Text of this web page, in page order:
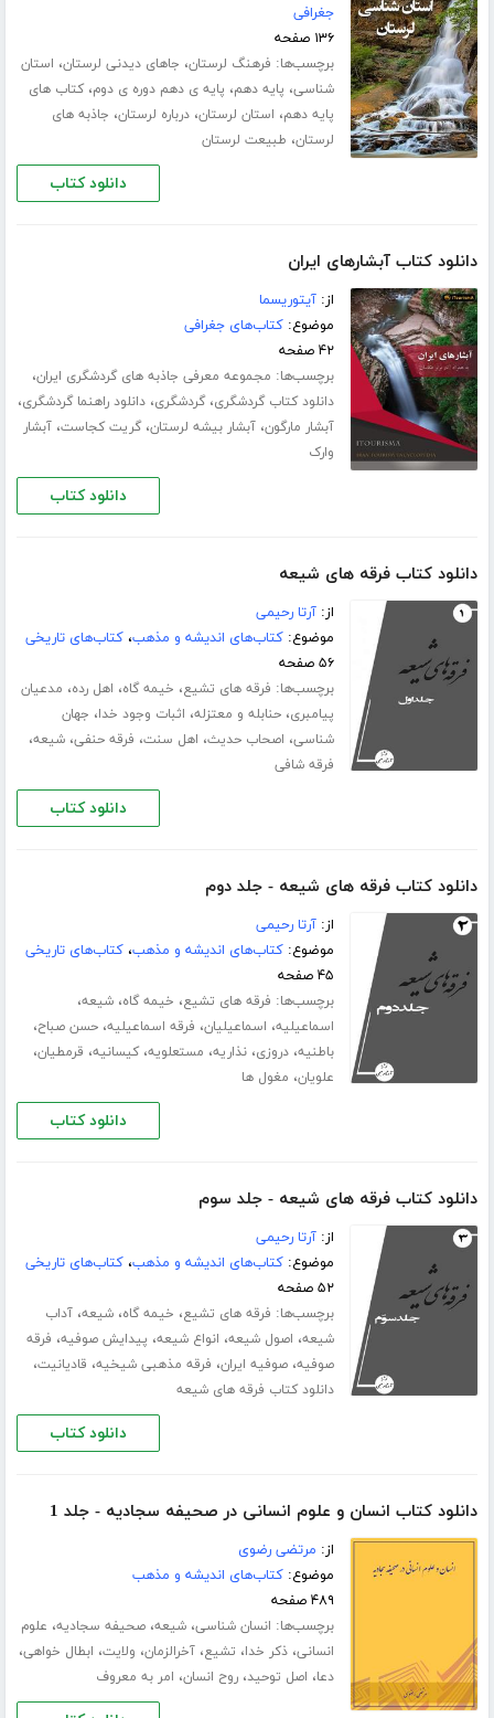
جغرافی
۱۳۶ صفحه
برچسب‌ها: فرهنگ لرستان، جاهای دیدنی لرستان، استان
شناسی، پایه دهم، پایه ی دهم دوره ی دوم،کتاب های
پایه دهم، استان لرستان،درباره لرستان، جاذبه های
لرستان، طبیعت لرستان
دانلود کتاب
دانلود کتاب آبشارهای ایران
از:آیتوریسما
موضوع:کتاب‌های جغرافی
۴۲ صفحه
برچسب‌ها: مجموعه معرفی جاذبه های گردشگری ایران،
دانلود کتاب گردشگری،گردشگری،دانلود راهنما گردشگری،
آبشار مارگون،آبشار بیشه لرستان،گریت کجاست،آبشار
وارک
دانلود کتاب
دانلود کتاب فرقه های شیعه
از:آرتا رحیمی
موضوع:کتاب‌های اندیشه و مذهب،کتاب‌های تاریخی
۵۶ صفحه
برچسب‌ها: فرقه های تشیع، خیمه گاه، اهل رده، مدعیان
پیامبری،حنابله و معتزله، اثبات وجود خدا، جهان
شناسی، اصحاب حدیث، اهل سنت، فرقه حنفی،شیعه،
فرقه شافی
دانلود کتاب
دانلود کتاب فرقه های شیعه - جلد دوم
از:آرتا رحیمی
موضوع:کتاب‌های اندیشه و مذهب،کتاب‌های تاریخی
۴۵ صفحه
برچسب‌ها: فرقه های تشیع، خیمه گاه،شیعه،
اسماعیلیه، اسماعیلیان، فرقه اسماعیلیه،حسن صباح،
باطنیه،دروزی،نذاریه، مستعلویه،کیسانیه، قرمطیان،
علویان، مغول ها
دانلود کتاب
دانلود کتاب فرقه های شیعه - جلد سوم
از:آرتا رحیمی
موضوع:کتاب‌های اندیشه و مذهب،کتاب‌های تاریخی
۵۲ صفحه
برچسب‌ها: فرقه های تشیع، خیمه گاه،شیعه،آداب
شیعه، اصول شیعه، انواع شیعه، پیدایش صوفیه، فرقه
صوفیه،صوفیه ایران، فرقه مذهبی شیخیه، قادیانیت،
دانلود کتاب فرقه های شیعه
دانلود کتاب
دانلود کتاب انسان و علوم انسانی در صحیفه سجادیه - جلد 1
از: مرتضی رضوی
موضوع:کتاب‌های اندیشه و مذهب
۴۸۹ صفحه
برچسب‌ها: انسان شناسی،شیعه،صحیفه سجادیه، علوم
انسانی،ذکر خدا، تشیع،آخرالزمان، ولایت، ابطال خواهی،
دعا، اصل توحید،روح انسان، امر به معروف